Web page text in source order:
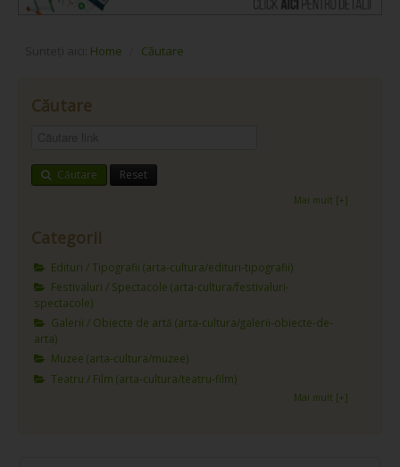
Home Căutare
Căutare
Căutare Reset
Mai mult [+]
Categorii
Edituri / Tipografii (arta-cultura/edituri-tipografii)
Festivaluri / Spectacole (arta-cultura/festivaluri-
spectacole)
Galerii / Obiecte de artă (arta-cultura/galerii-obiecte-de-
arta)
Muzee (arta-cultura/muzee)
Teatru / Film (arta-cultura/teatru-film)
Mai mult [+]